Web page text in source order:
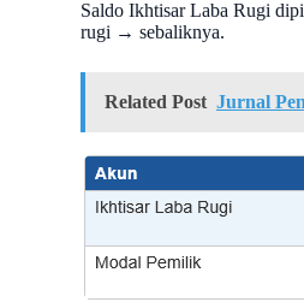
Saldo Ikhtisar Laba Rugi
rugi → sebaliknya.
Related Post Jurnal